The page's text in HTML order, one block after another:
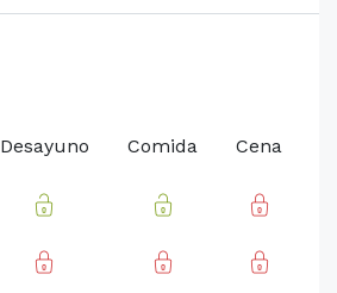
Desayuno Comida Cena